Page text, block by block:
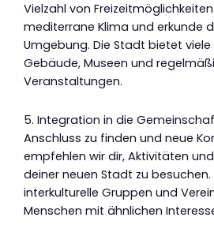
Vielzahl von
mediterrane Klima und erkunde
Umgebung. Die Stadt bietet viele
Gebäude, Museen und
Veranstaltungen.
5. Integration in die
Anschluss zu finden und neue
empfehlen wir dir, Aktivitäten
deiner neuen Stadt zu besuchen.
interkulturelle Gruppen und
Menschen mit ähnlichen